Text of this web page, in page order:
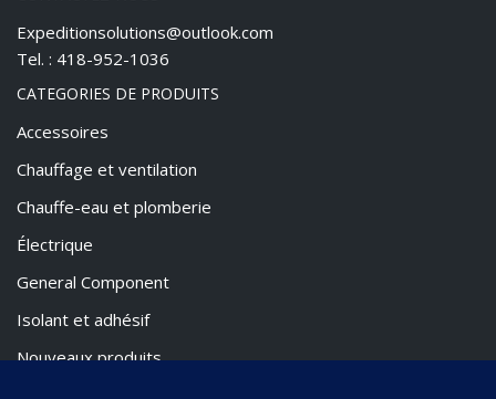
Expeditionsolutions@outlook.com
Tel. : 418-952-1036
CATEGORIES DE PRODUITS
Accessoires
Chauffage et ventilation
Chauffe-eau et plomberie
Électrique
General Component
Isolant et adhésif
Nouveaux produits